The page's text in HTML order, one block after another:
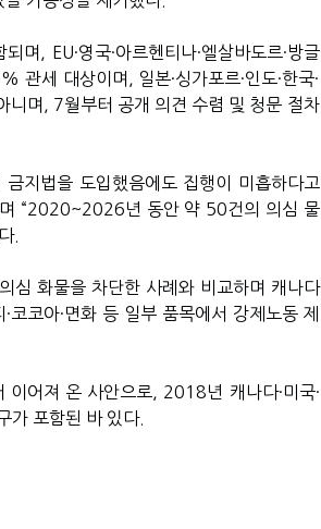
, EU·영국·아르헨티나·엘살바도르·방글
세 대상이며, 일본·싱가포르·인도·한국·
니며, 7월부터 공개 의견 수렴 및 청문 절차
지법을 도입했음에도 집행이 미흡하다고
며 “2020~2026년 동안 약 50건의 의심 물
.
화물을 차단한 사례와 비교하며 캐나다
코아·면화 등 일부 품목에서 강제노동 제
어져 온 사안으로, 2018년 캐나다·미국·
가 포함된 바 있다.